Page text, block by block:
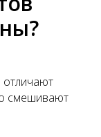
отличают
смешивают